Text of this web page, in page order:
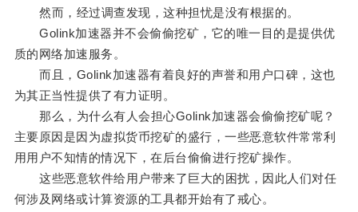
然而，经过调查发现，这种担忧是没有根据的。
Golink加速器并不会偷偷挖矿，它的唯一目的是提供优
质的网络加速服务。
而且，Golink加速器有着良好的声誉和用户口碑，这也
为其正当性提供了有力证明。
那么，为什么有人会担心Golink加速器会偷偷挖矿呢？
主要原因是因为虚拟货币挖矿的盛行，一些恶意软件常常利
用用户不知情的情况下，在后台偷偷进行挖矿操作。
这些恶意软件给用户带来了巨大的困扰，因此人们对任
何涉及网络或计算资源的工具都开始有了戒心。